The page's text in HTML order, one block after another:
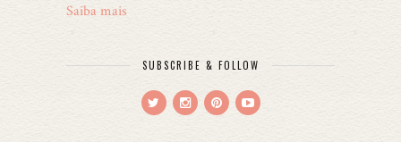
Saiba mais
SUBSCRIBE & FOLLOW